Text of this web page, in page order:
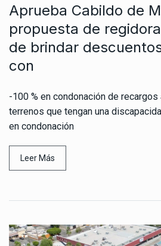
Aprueba Cabildo de
propuesta de
de brindar
con
-100 % en condonación de
terrenos que tengan una
en condonación
Leer Más